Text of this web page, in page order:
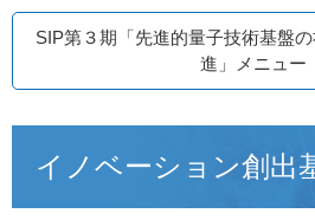
へ
SIP第３期「先進的量子技術基盤
進」メニュー
イノベーション創出